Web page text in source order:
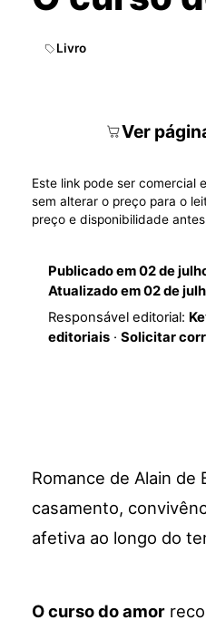
Livro
Ver
Este link pode ser comercial
sem alterar o preço para o
preço e disponibilidade
Publicado em02 de
Atualizado em02 de
Responsável editorial:
editoriais· Solicitar
Romance de Alain de
casamento,
afetiva ao longo do
O curso do amor